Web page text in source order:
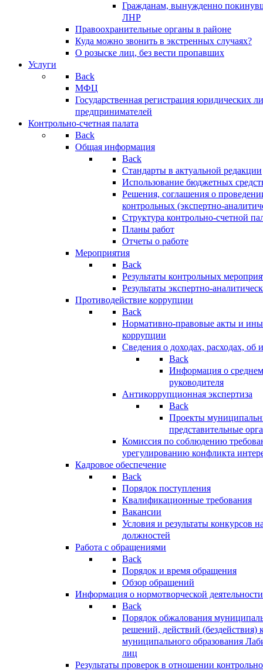
Гражданам, вынужденно
ЛНР
Правоохранительные органы в районе
Куда можно звонить в экстренных случаях?
О розыске лиц, без вести пропавших
Услуги
Back
МФЦ
Государственная регистрация юридических
предпринимателей
Контрольно-счетная палата
Back
Общая информация
Back
Стандарты в актуальной редакции
Использование бюджетных
Решения, соглашения о
контрольных (экспертно-
Структура контрольно-счетной
Планы работ
Отчеты о работе
Мероприятия
Back
Результаты контрольных
Результаты экспертно-
Противодействие коррупции
Back
Нормативно-правовые акты и
коррупции
Сведения о доходах, расходах, об
Back
Информация о
руководителя
Антикоррупционная экспертиза
Back
Проекты
представительные
Комиссия по соблюдению
урегулированию конфликта
Кадровое обеспечение
Back
Порядок поступления
Квалификационные требования
Вакансии
Условия и результаты конкурсов
должностей
Работа с обращениями
Back
Порядок и время обращения
Обзор обращений
Информация о нормотворческой деятельности
Back
Порядок обжалования
решений, действий (бездействия)
муниципального образования
лиц
Результаты проверок в отношении